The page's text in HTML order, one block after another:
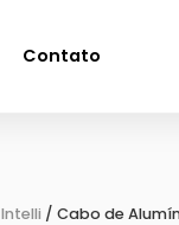
Contato
Intelli / Cabo de